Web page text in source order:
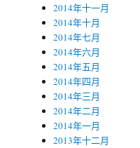
2014年十一月
2014年十月
2014年七月
2014年六月
2014年五月
2014年四月
2014年三月
2014年二月
2014年一月
2013年十二月